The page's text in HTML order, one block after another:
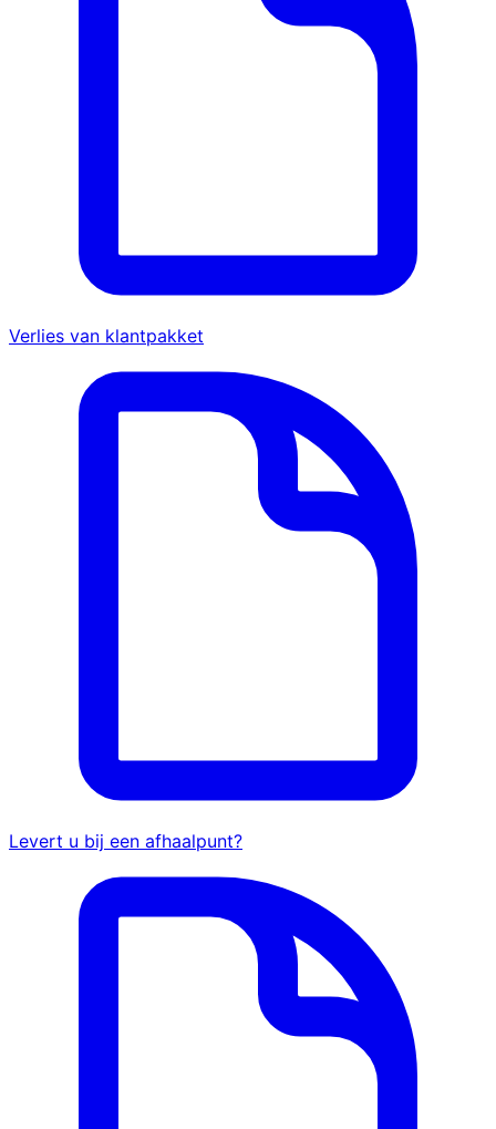
Verlies van klantpakket
Levert u bij een afhaalpunt?